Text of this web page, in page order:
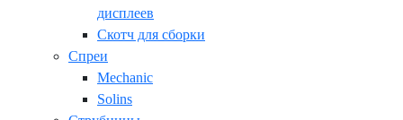
дисплеев
Скотч для сборки
Спреи
Mechanic
Solins